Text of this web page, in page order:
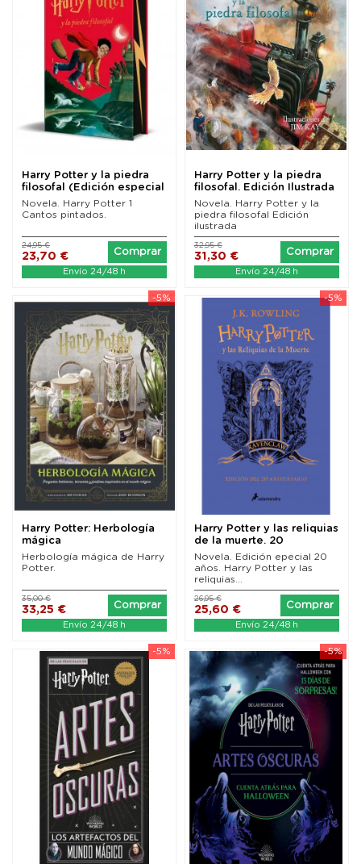
Harry Potter y la piedra
filosofal (Edición especial
cantos...
Novela. Harry Potter 1
Cantos pintados.
23,70 €
24,95 €
Comprar
Envío 24/48 h
Harry Potter y la piedra
filosofal. Edición Ilustrada
Novela. Harry Potter y la
piedra filosofal Edición
ilustrada
31,30 €
32,95 €
Comprar
Envío 24/48 h
-5%
Harry Potter: Herbología
mágica
Herbología mágica de Harry
Potter.
33,25 €
35,00 €
Comprar
Envío 24/48 h
-5%
Harry Potter y las reliquias
de la muerte. 20
aniversario...
Novela. Edición epecial 20
años. Harry Potter y las
reliquias...
25,60 €
26,95 €
Comprar
Envío 24/48 h
-5% -5%